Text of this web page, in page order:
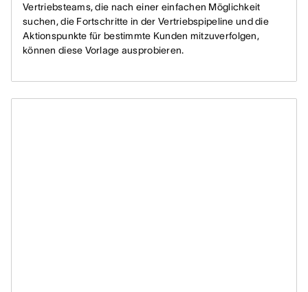
Vertriebsteams, die nach einer einfachen Möglichkeit
suchen, die Fortschritte in der Vertriebspipeline und die
Aktionspunkte für bestimmte Kunden mitzuverfolgen,
können diese Vorlage ausprobieren.